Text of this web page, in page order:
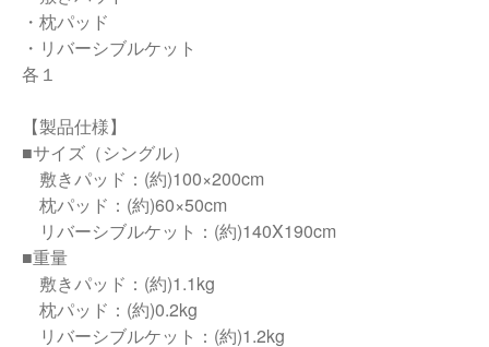
・枕パッド
・リバーシブルケット
各１
【製品仕様】
■サイズ（シングル）
敷きパッド：(約)100×200cm
枕パッド：(約)60×50cm
リバーシブルケット：(約)140X190cm
■重量
敷きパッド：(約)1.1kg
枕パッド：(約)0.2kg
リバーシブルケット：(約)1.2kg